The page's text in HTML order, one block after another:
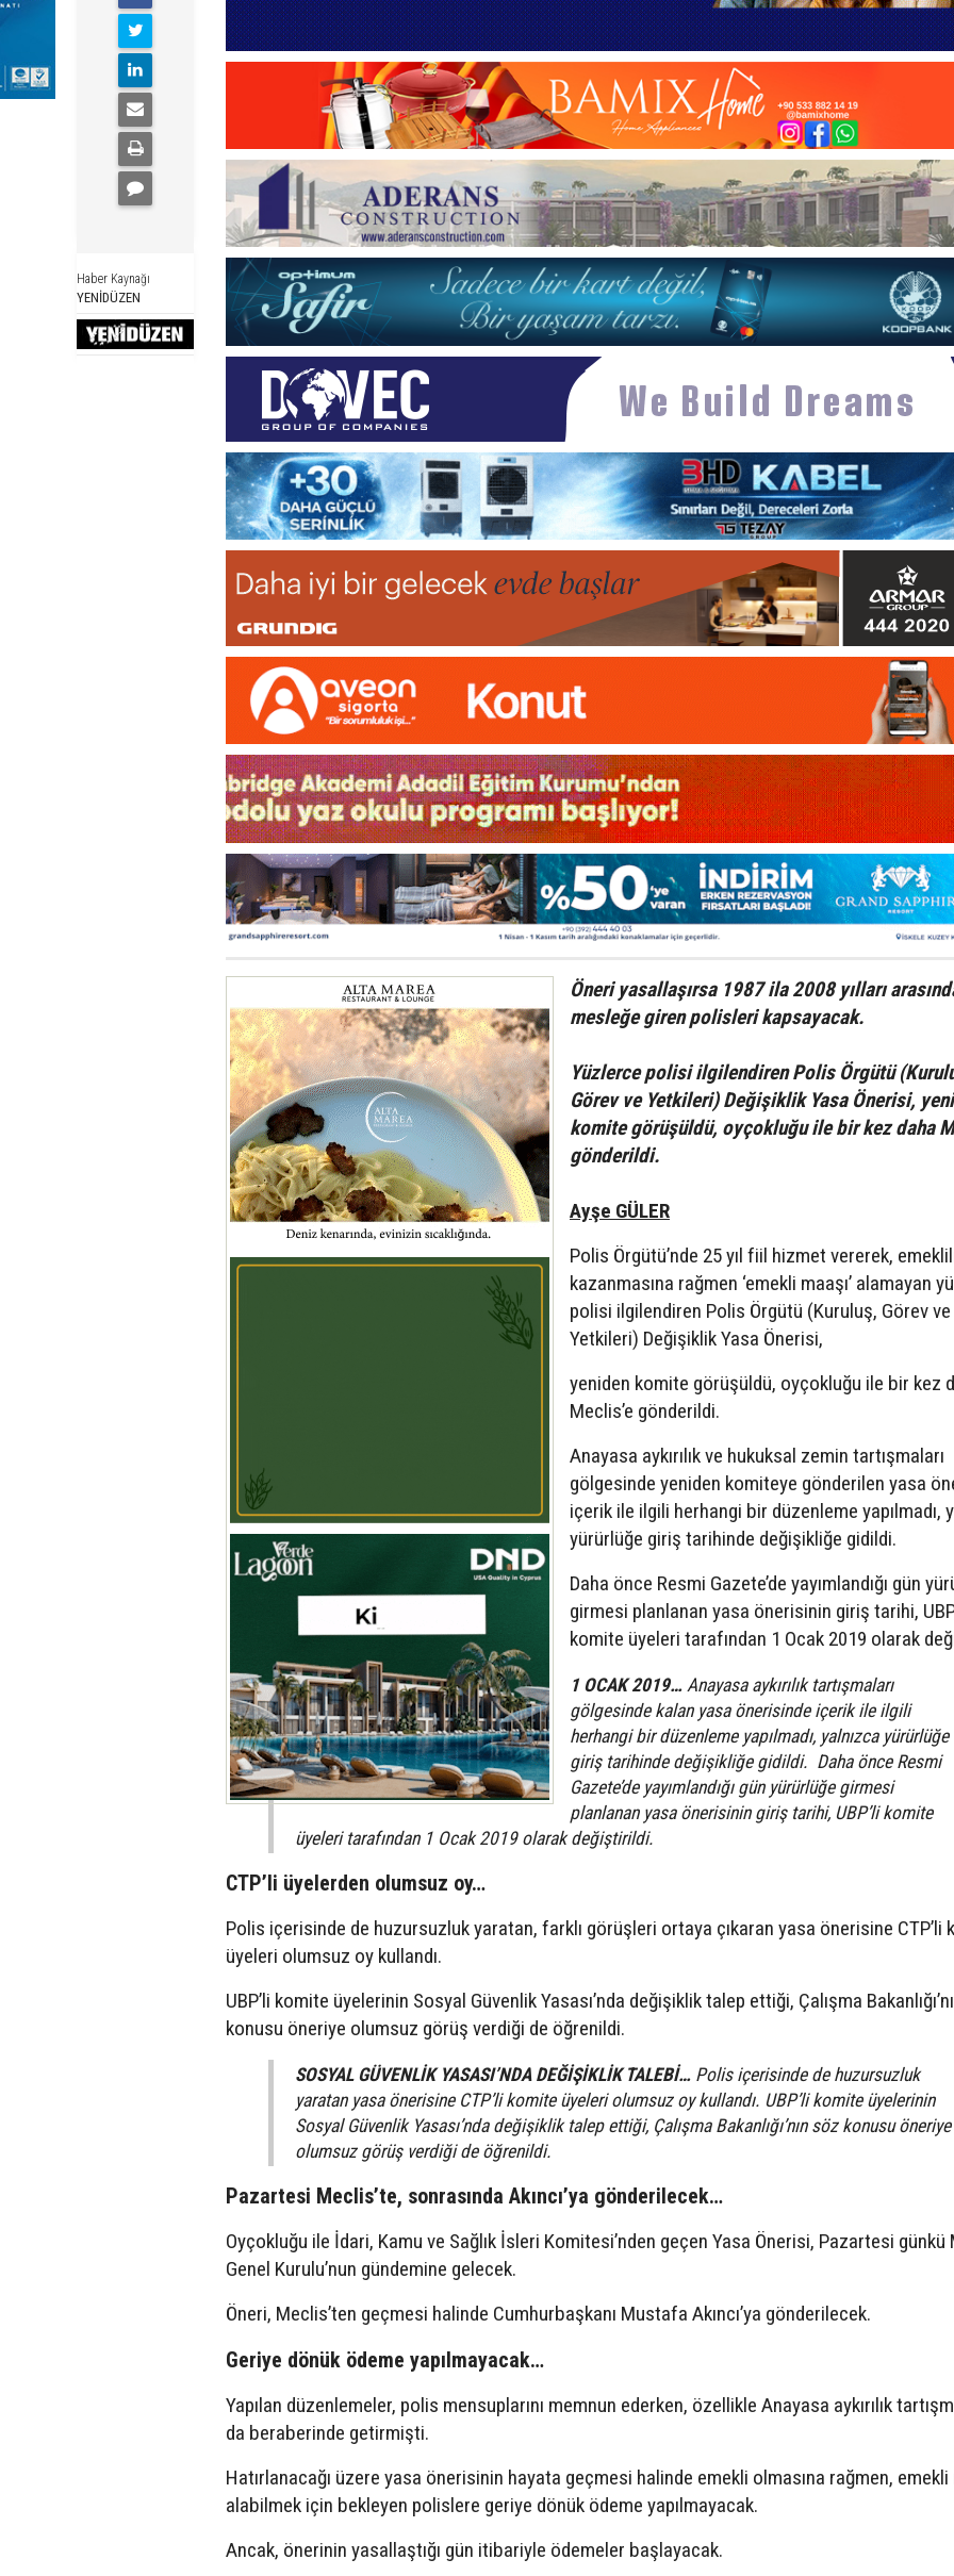
Haber Kaynağı
YENİDÜZEN
Öneri yasallaşırsa 1987 ila 2008 yılları
mesleğe giren polisleri kapsayacak.
Yüzlerce polisi ilgilendiren Polis Örgütü
Görev ve Yetkileri) Değişiklik Yasa Önerisi,
komite görüşüldü, oyçokluğu ile bir kez daha
gönderildi.
Ayşe GÜLER
Polis Örgütü’nde 25 yıl fiil hizmet vererek,
kazanmasına rağmen ‘emekli maaşı’ alamayan
polisi ilgilendiren Polis Örgütü (Kuruluş, Görev ve
Yetkileri) Değişiklik Yasa Önerisi,
yeniden komite görüşüldü, oyçokluğu ile bir kez
Meclis’e gönderildi.
Anayasa aykırılık ve hukuksal zemin tartışmaları
gölgesinde yeniden komiteye gönderilen yasa
içerik ile ilgili herhangi bir düzenleme yapılmadı,
yürürlüğe giriş tarihinde değişikliğe gidildi.
Daha önce Resmi Gazete’de yayımlandığı gün
girmesi planlanan yasa önerisinin giriş tarihi,
komite üyeleri tarafından 1 Ocak 2019 olarak
1 OCAK 2019… Anayasa aykırılık tartışmaları
gölgesinde kalan yasa önerisinde içerik ile ilgili
herhangi bir düzenleme yapılmadı, yalnızca yürürlüğe
giriş tarihinde değişikliğe gidildi. Daha önce Resmi
Gazete’de yayımlandığı gün yürürlüğe girmesi
planlanan yasa önerisinin giriş tarihi, UBP’li komite
üyeleri tarafından 1 Ocak 2019 olarak değiştirildi.
CTP’li üyelerden olumsuz oy…
Polis içerisinde de huzursuzluk yaratan, farklı görüşleri ortaya çıkaran yasa önerisine CTP’li
üyeleri olumsuz oy kullandı.
UBP’li komite üyelerinin Sosyal Güvenlik Yasası’nda değişiklik talep ettiği, Çalışma
konusu öneriye olumsuz görüş verdiği de öğrenildi.
SOSYAL GÜVENLİK YASASI’NDA DEĞİŞİKLİK TALEBİ… Polis içerisinde de huzursuzluk
yaratan yasa önerisine CTP’li komite üyeleri olumsuz oy kullandı. UBP’li komite üyelerinin
Sosyal Güvenlik Yasası’nda değişiklik talep ettiği, Çalışma Bakanlığı’nın söz konusu öneriye
olumsuz görüş verdiği de öğrenildi.
Pazartesi Meclis’te, sonrasında Akıncı’ya gönderilecek…
Oyçokluğu ile İdari, Kamu ve Sağlık İsleri Komitesi’nden geçen Yasa Önerisi, Pazartesi günkü
Genel Kurulu’nun gündemine gelecek.
Öneri, Meclis’ten geçmesi halinde Cumhurbaşkanı Mustafa Akıncı’ya gönderilecek.
Geriye dönük ödeme yapılmayacak…
Yapılan düzenlemeler, polis mensuplarını memnun ederken, özellikle Anayasa aykırılık
da beraberinde getirmişti.
Hatırlanacağı üzere yasa önerisinin hayata geçmesi halinde emekli olmasına rağmen, emekli
alabilmek için bekleyen polislere geriye dönük ödeme yapılmayacak.
Ancak, önerinin yasallaştığı gün itibariyle ödemeler başlayacak.